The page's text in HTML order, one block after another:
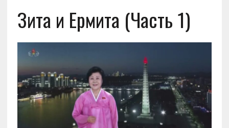
Зита и Ермита (Часть 1)